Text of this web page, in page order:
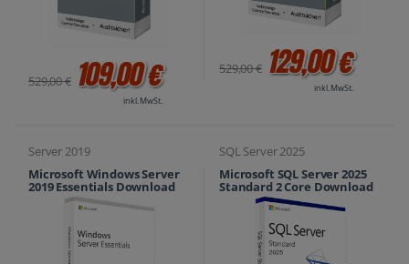
529,00 € 109,00 €
inkl. MwSt.
529,00 € 129,00 €
inkl. MwSt.
Server 2019
Microsoft Windows Server
2019 Essentials Download
SQL Server 2025
Microsoft SQL Server 2025
Standard 2 Core Download